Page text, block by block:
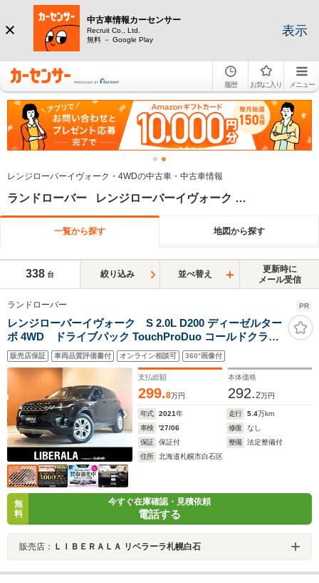
中古車情報カーセンサー
Recruit Co., Ltd.
無料 － Google Play
表示
履歴 お気に入り メニュー
レンジローバーイヴォーク・4WDの中古車・中古車情報
ランドローバー レンジローバーイヴォーク 4WD
一覧から探す 地図から探す
338 台 絞り込み 並べ替え
更新時に
メール受信
ランドローバー PR
レンジローバーイヴォーク S 2.0L D200 ディーゼルター
ボ 4WD ドライブパック TouchProDuo コールドクライ
メートコンビニエンスパック インタラクティブドライバ
ーディスプレイ キーレスエントリー 純正メモリナビ 360°
カメラ 本革シート シートヒーター パワーテールゲート
販売店保証 車両品質評価書付 オンライン相談可 360°画像付
支払総額
299.8万円
本体価格
292.2万円
年式 2021年 走行 5.4万km
車検
'27/06 修復
なし
保証
保証付 整備
法定整備付
住所
北海道札幌市白石区
無
料
今すぐ在庫確認・見積依頼
電話する
販売店： ＬＩＢＥＲＡＬＡ リベラーラ札幌白石